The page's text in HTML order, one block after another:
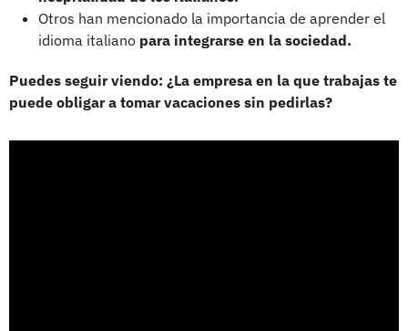
Otros han mencionado la importancia de aprender el
idioma italiano para integrarse en la sociedad.
Puedes seguir viendo: ¿La empresa en la que trabajas te
puede obligar a tomar vacaciones sin pedirlas?